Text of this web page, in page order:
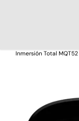
Inmersión Total MQT52